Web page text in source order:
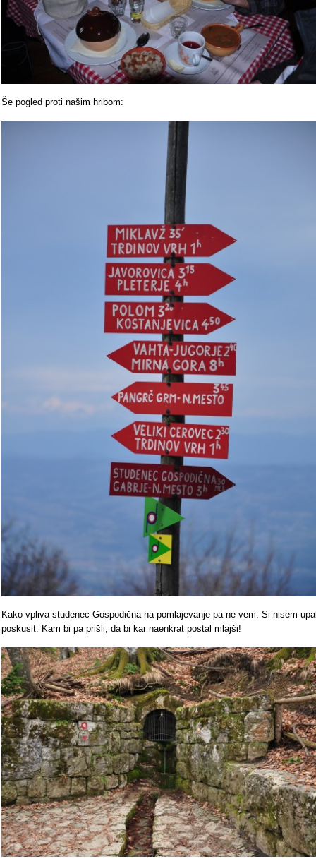
Še pogled proti našim hribom:
Kako vpliva studenec Gospodična na pomlajevanje pa ne vem. Si nisem
poskusit. Kam bi pa prišli, da bi kar naenkrat postal mlajši!